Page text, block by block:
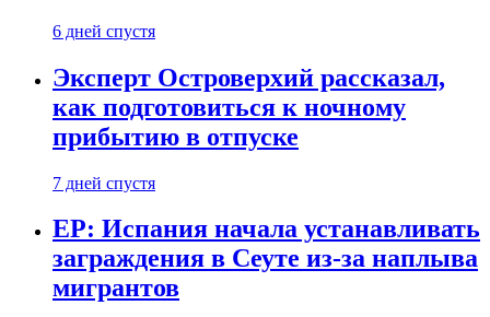
6 дней спустя
Эксперт Островерхий рассказал,
как подготовиться к ночному
прибытию в отпуске
7 дней спустя
EP: Испания начала устанавливать
заграждения в Сеуте из-за наплыва
мигрантов